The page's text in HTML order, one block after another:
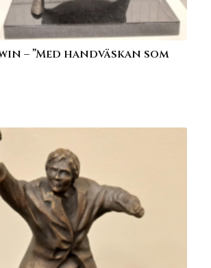
– ”Med handväskan som